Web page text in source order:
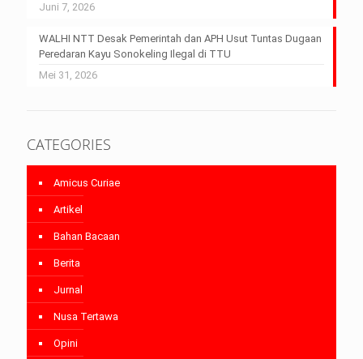
Juni 7, 2026
WALHI NTT Desak Pemerintah dan APH Usut Tuntas Dugaan
Peredaran Kayu Sonokeling Ilegal di TTU
Mei 31, 2026
CATEGORIES
Amicus Curiae
Artikel
Bahan Bacaan
Berita
Jurnal
Nusa Tertawa
Opini